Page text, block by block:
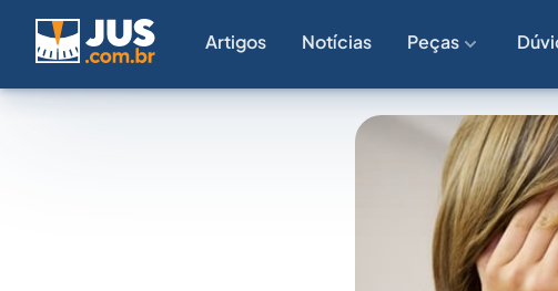
Artigos Notícias Peças